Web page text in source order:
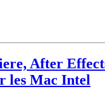
After
les Mac Intel